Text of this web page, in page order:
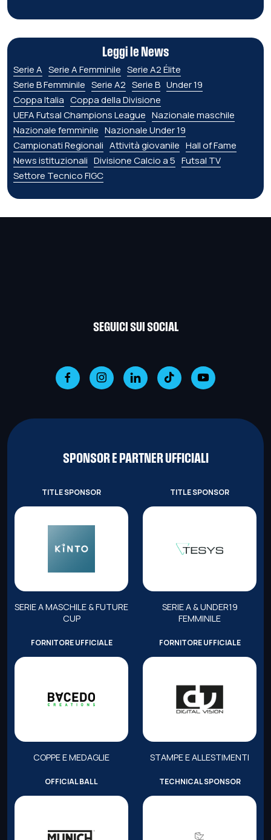
Leggi le News
Serie A Serie A Femminile Serie A2 Élite
Serie B Femminile Serie A2 Serie B Under 19
Coppa Italia Coppa della Divisione
UEFA Futsal Champions League Nazionale maschile
Nazionale femminile Nazionale Under 19
Campionati Regionali Attività giovanile Hall of Fame
News istituzionali Divisione Calcio a 5 Futsal TV
Settore Tecnico FIGC
SEGUICI SUI SOCIAL
SPONSOR E PARTNER UFFICIALI
TITLE SPONSOR
SERIE A MASCHILE & FUTURE
CUP
TITLE SPONSOR
SERIE A & UNDER19
FEMMINILE
FORNITORE UFFICIALE
COPPE E MEDAGLIE
FORNITORE UFFICIALE
STAMPE E ALLESTIMENTI
OFFICIAL BALL TECHNICAL SPONSOR